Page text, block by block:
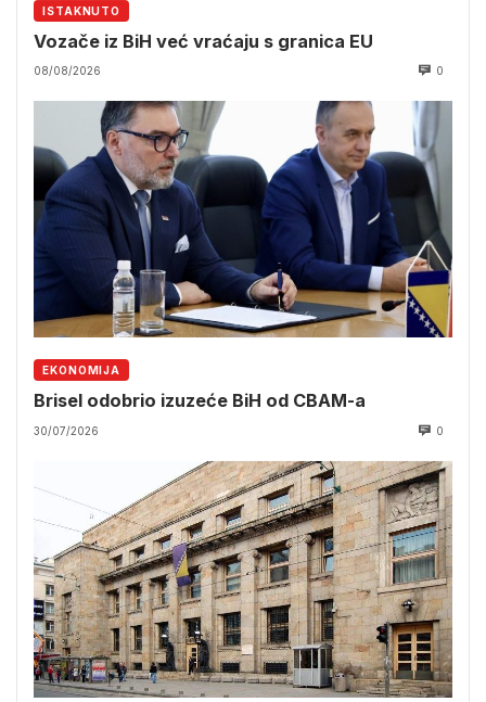
ISTAKNUTO
Vozače iz BiH već vraćaju s granica EU
08/08/2026 0
EKONOMIJA
Brisel odobrio izuzeće BiH od CBAM-a
30/07/2026 0